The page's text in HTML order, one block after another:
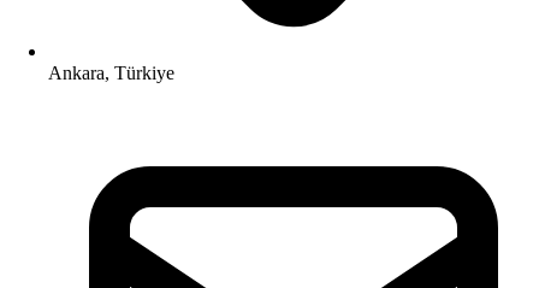
Ankara, Türkiye